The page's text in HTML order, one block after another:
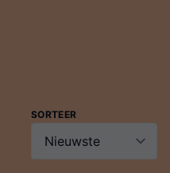
SORTEER